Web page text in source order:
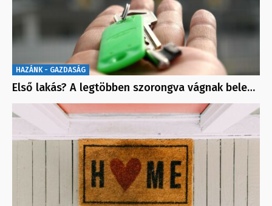
HAZÁNK - GAZDASÁG
Első lakás? A legtöbben szorongva vágnak bele…